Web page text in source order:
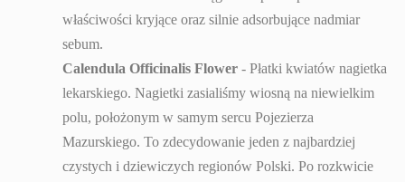
właściwości kryjące oraz silnie adsorbujące nadmiar
sebum.
Calendula Officinalis Flower - Płatki kwiatów nagietka
lekarskiego. Nagietki zasialiśmy wiosną na niewielkim
polu, położonym w samym sercu Pojezierza
Mazurskiego. To zdecydowanie jeden z najbardziej
czystych i dziewiczych regionów Polski. Po rozkwicie